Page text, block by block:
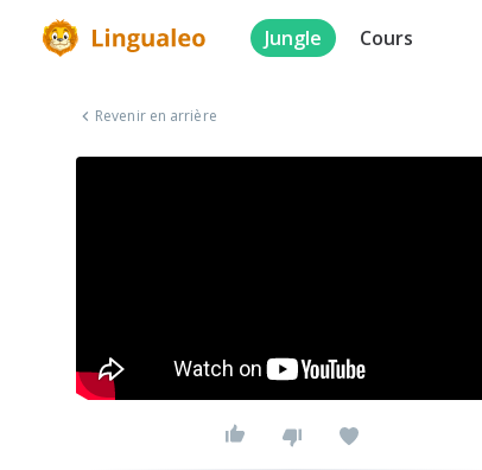
Jungle Cours
Revenir en arrière